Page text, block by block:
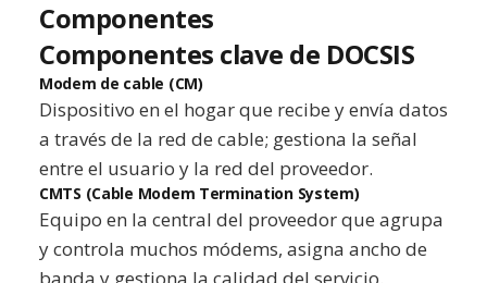
Componentes
Componentes clave de DOCSIS
Modem de cable (CM)
Dispositivo en el hogar que recibe y envía datos
a través de la red de cable; gestiona la señal
entre el usuario y la red del proveedor.
CMTS (Cable Modem Termination System)
Equipo en la central del proveedor que agrupa
y controla muchos módems, asigna ancho de